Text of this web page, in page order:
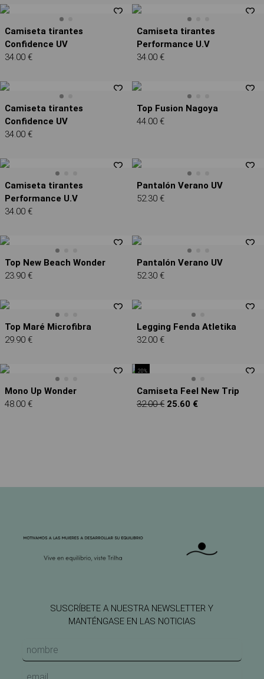
Camiseta tirantes
Confidence UV
34.00 €
Camiseta tirantes
Performance U.V
34.00 €
Camiseta tirantes
Confidence UV
34.00 €
Top Fusion Nagoya
44.00 €
Camiseta tirantes
Performance U.V
34.00 €
Pantalón Verano UV
52.30 €
Top New Beach Wonder
23.90 €
Pantalón Verano UV
52.30 €
Top Maré Microfibra
29.90 €
Legging Fenda Atletika
32.00 €
Mono Up Wonder
48.00 €
20%
Camiseta Feel New Trip
32.00 € 25.60 €
SUSCRÍBETE A NUESTRA NEWSLETTER Y
MANTÉNGASE EN LAS NOTICIAS